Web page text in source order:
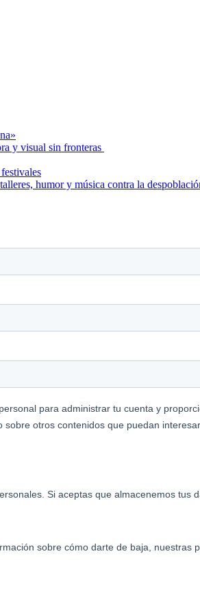
y visual sin fronteras
humor y música contra la